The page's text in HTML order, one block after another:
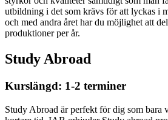
utbildning i det som krävs för att lyckas i
och med andra året har du möjlighet att
produktioner per år.
Study Abroad
Kurslängd: 1-2 terminer
Study Abroad är perfekt för dig som bara